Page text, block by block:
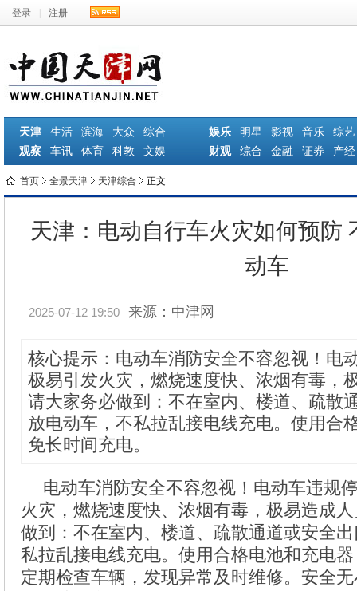
登录 注册
天津 生活 滨海 大众
综合
观察
车讯 体育 科教 文娱
娱乐 明星 影视 音乐
综艺
财观
综合 金融 证券 产经
首页 全景天津 天津综合 正文
天津：电动自行车火灾如何预防
动车
2025-07-12 19:50 来源：中津网
核心提示：电动车消防安全不容忽视！电
极易引发火灾，燃烧速度快、浓烟有毒，
请大家务必做到：不在室内、楼道、疏散
放电动车，不私拉乱接电线充电。使用合
免长时间充电。
电动车消防安全不容忽视！电动车违规
火灾，燃烧速度快、浓烟有毒，极易造成
做到：不在室内、楼道、疏散通道或安全
私拉乱接电线充电。使用合格电池和充电
定期检查车辆，发现异常及时维修。安全